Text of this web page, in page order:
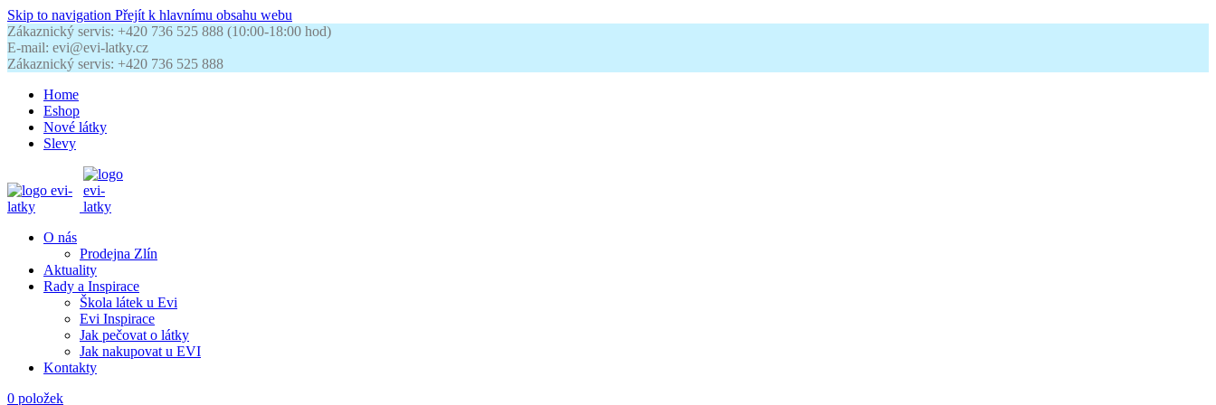
Skip to navigation Přejít k hlavnímu obsahu webu
Zákaznický servis: +420 736 525 888 (10:00-18:00 hod)
E-mail: evi@evi-latky.cz
Zákaznický servis: +420 736 525 888
Home
Eshop
Nové látky
Slevy
O nás
Prodejna Zlín
Aktuality
Rady a Inspirace
Škola látek u Evi
Evi Inspirace
Jak pečovat o látky
Jak nakupovat u EVI
Kontakty
0 položek